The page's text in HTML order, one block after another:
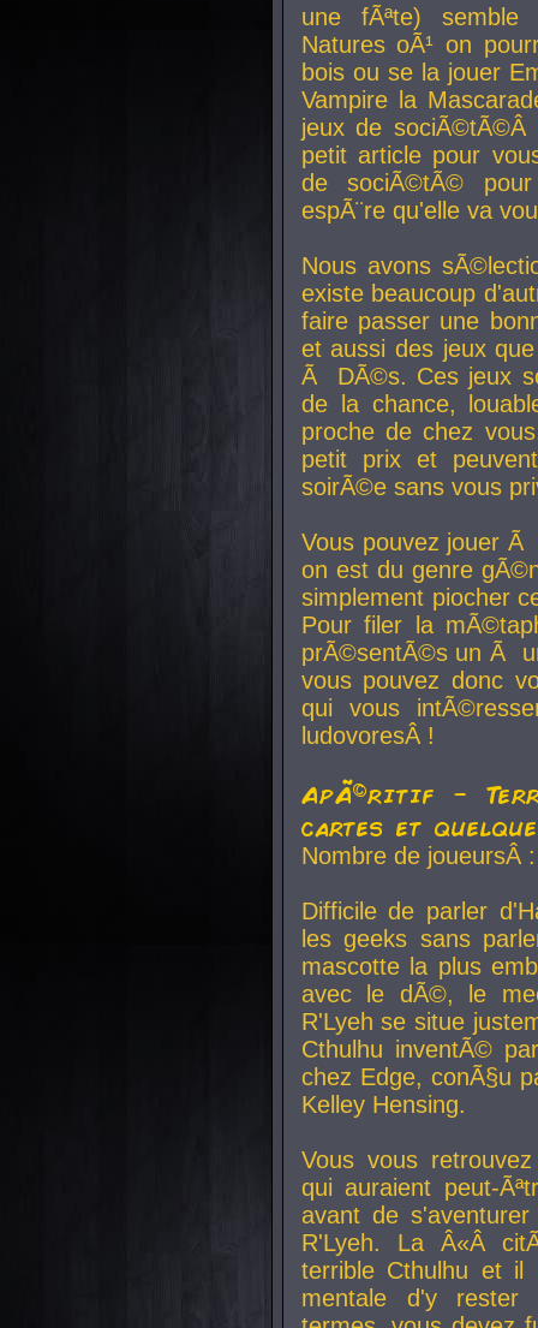
une fÃªte) semble
Natures oÃ¹ on
bois ou se la jouer
Vampire la
jeux de
petit article pour
de sociÃ©tÃ©
espÃ¨re qu'elle va
Nous avons
existe beaucoup
faire passer une
et aussi des jeux
Ã DÃ©s. Ces jeux
de la chance,
proche de chez
petit prix et
soirÃ©e sans vous
Vous pouvez jouer
on est du genre
simplement piocher
Pour filer la
prÃ©sentÃ©s un Ã
vous pouvez donc
qui vous
ludovoresÂ !
ApÃ©ritif -
cartes et
Nombre de
Difficile de parler
les geeks sans
mascotte la plus
avec le dÃ©, le
R'Lyeh se situe
Cthulhu inventÃ©
chez Edge, conÃ§u
Kelley Hensing.
Vous vous
qui auraient peut-
avant de
R'Lyeh. La Â«Â
terrible Cthulhu et
mentale d'y rester